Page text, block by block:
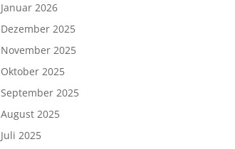
Januar 2026
Dezember 2025
November 2025
Oktober 2025
September 2025
August 2025
Juli 2025